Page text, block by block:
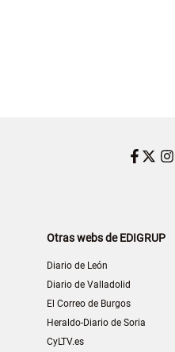
Otras webs de EDIGRUP
Diario de León
Diario de Valladolid
El Correo de Burgos
Heraldo-Diario de Soria
CyLTV.es